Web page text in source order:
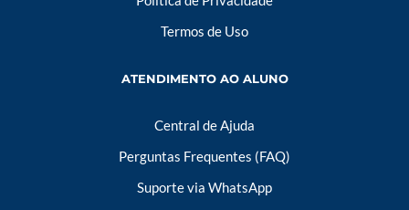
Termos de Uso
ATENDIMENTO AO ALUNO
Central de Ajuda
Perguntas Frequentes (FAQ)
Suporte via WhatsApp